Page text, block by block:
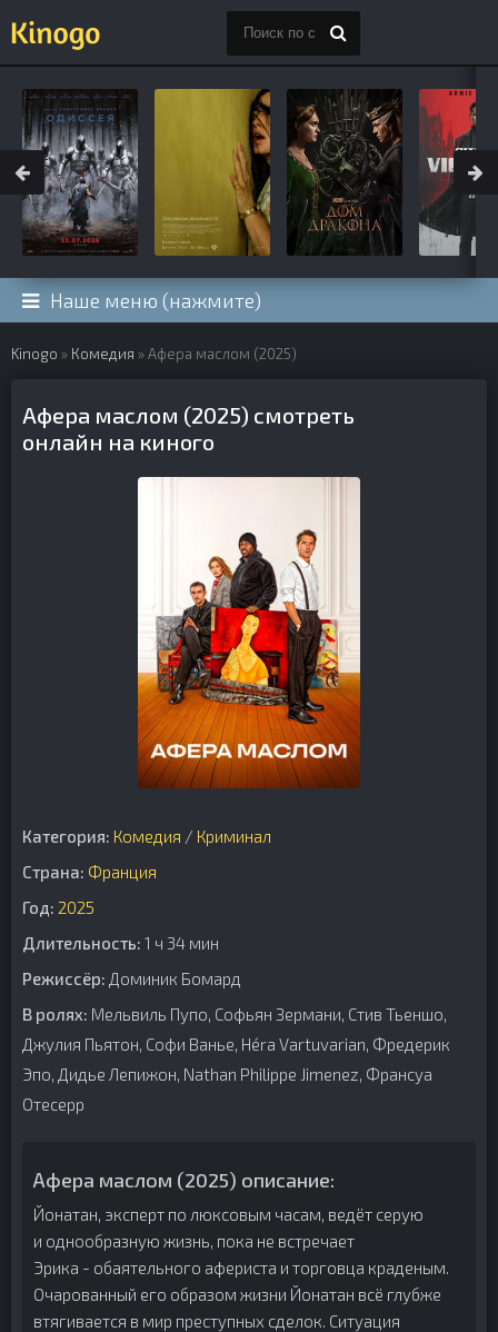
Наше меню (нажмите)
Kinogo » Комедия » Афера маслом (2025)
Афера маслом (2025) смотреть
онлайн на киного
Категория: Комедия / Криминал
Страна: Франция
Год: 2025
Длительность: 1 ч 34 мин
Режиссёр: Доминик Бомард
В ролях: Мельвиль Пупо, Софьян Зермани, Стив Тьеншо,
Джулия Пьятон, Софи Ванье, Héra Vartuvarian, Фредерик
Эпо, Дидье Лепижон, Nathan Philippe Jimenez, Франсуа
Отесерр
Афера маслом (2025) описание:
Йонатан, эксперт по люксовым часам, ведёт серую
и однообразную жизнь, пока не встречает
Эрика - обаятельного афериста и торговца краденым.
Очарованный его образом жизни Йонатан всё глубже
втягивается в мир преступных сделок. Ситуация